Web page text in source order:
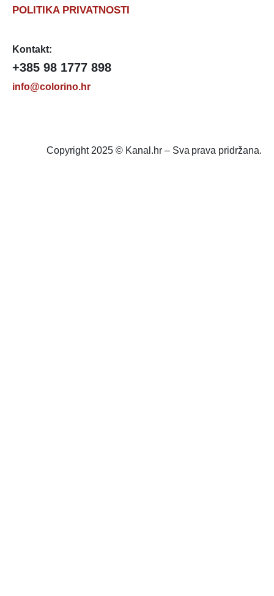
POLITIKA PRIVATNOSTI
Kontakt:
+385 98 1777 898
info@colorino.hr
Copyright 2025 © Kanal.hr – Sva prava pridržana.